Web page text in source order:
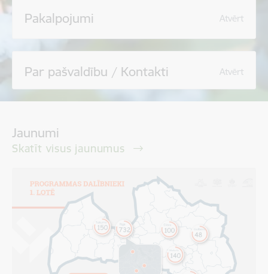
Pakalpojumi Atvērt
Par pašvaldību / Kontakti Atvērt
Jaunumi
Skatīt visus jaunumus